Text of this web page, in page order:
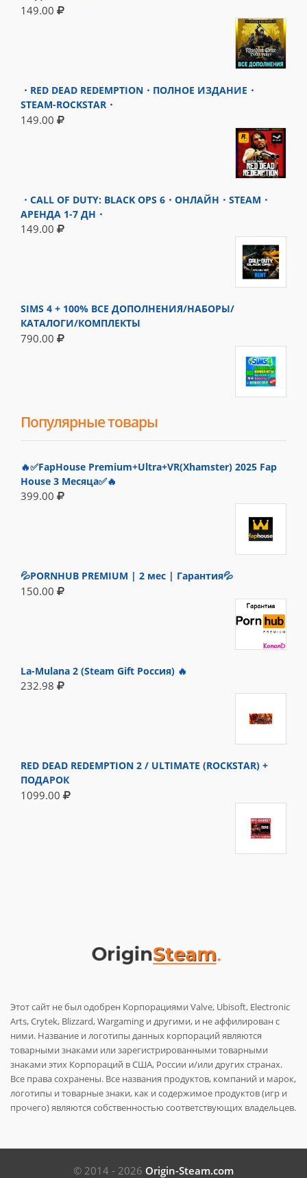
149.00
・RED DEAD REDEMPTION・ПОЛНОЕ ИЗДАНИЕ・
STEAM-ROCKSTAR・
149.00
・CALL OF DUTY: BLACK OPS 6・ОНЛАЙН・STEAM・
АРЕНДА 1-7 ДН・
149.00
SIMS 4 + 100% ВСЕ ДОПОЛНЕНИЯ/НАБОРЫ/
КАТАЛОГИ/КОМПЛЕКТЫ
790.00
Популярные товары
🔥✅FapHouse Premium+Ultra+VR(Xhamster) 2025 Fap
House 3 Месяца✅🔥
399.00
💦PORNHUB PREMIUM | 2 мес | Гарантия💦
150.00
La-Mulana 2 (Steam Gift Россия) 🔥
232.98
RED DEAD REDEMPTION 2 / ULTIMATE (ROCKSTAR) +
ПОДАРОК
1099.00
Этот сайт не был одобрен Корпорациями Valve, Ubisoft, Electronic
Arts, Crytek, Blizzard, Wargaming и другими, и не аффилирован с
ними. Название и логотипы данных корпораций являются
товарными знаками или зарегистрированными товарными
знаками этих Корпораций в США, России и/или других странах.
Все права сохранены. Все названия продуктов, компаний и марок,
логотипы и товарные знаки, как и содержимое продуктов (игр и
прочего) являются собственностью соответствующих владельцев.
© 2014 - 2026 Origin-Steam.com